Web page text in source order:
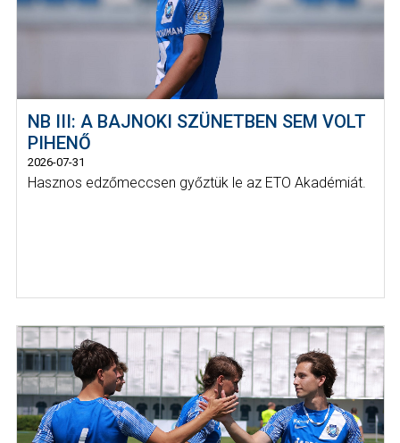
NB III: A BAJNOKI SZÜNETBEN SEM VOLT
PIHENŐ
2026-07-31
Hasznos edzőmeccsen győztük le az ETO Akadémiát.